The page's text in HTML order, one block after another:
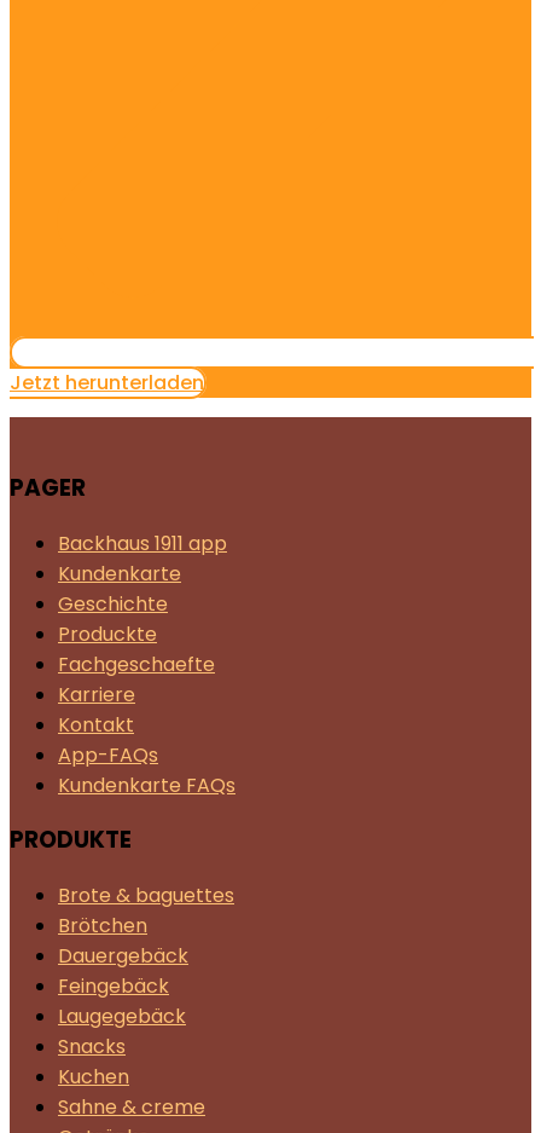
Jetzt herunterladen
PAGER
Backhaus 1911 app
Kundenkarte
Geschichte
Produckte
Fachgeschaefte
Karriere
Kontakt
App-FAQs
Kundenkarte FAQs
PRODUKTE
Brote & baguettes
Brötchen
Dauergebäck
Feingebäck
Laugegebäck
Snacks
Kuchen
Sahne & creme